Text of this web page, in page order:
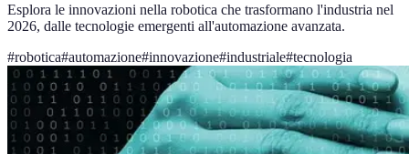
Esplora le innovazioni nella robotica che trasformano l'industria nel
2026, dalle tecnologie emergenti all'automazione avanzata.
#robotica#automazione#innovazione#industriale#tecnologia